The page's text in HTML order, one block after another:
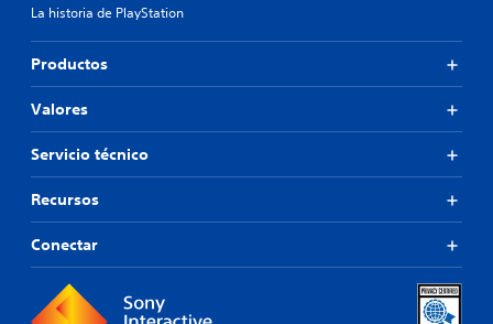
La historia de PlayStation
Productos
Valores
Servicio técnico
Recursos
Conectar